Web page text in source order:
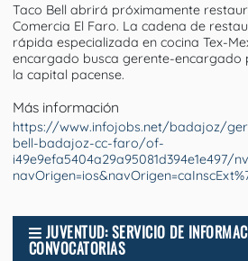
Taco Bell abrirá próximamente
Comercia El Faro. La cadena de
rápida especializada en cocina Tex-
encargado busca gerente-encargado
la capital pacense.
Más información
https://www.infojobs.net/badajoz/
bell-badajoz-cc-faro/of-
i49e9efa5404a29a95081d394e1e497/
JUVENTUD: SERVICIO DE
CONVOCATORIAS